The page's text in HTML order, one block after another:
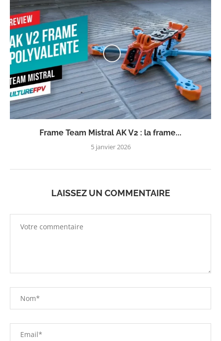
Frame Team Mistral AK V2 : la frame...
5 janvier 2026
LAISSEZ UN COMMENTAIRE